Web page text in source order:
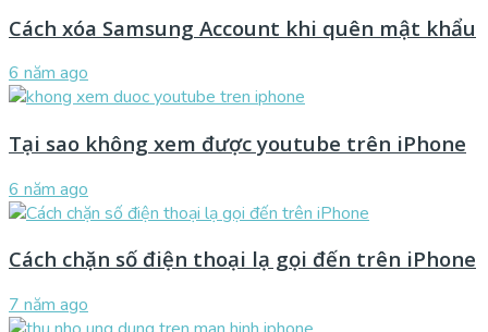
Cách xóa Samsung Account khi quên mật khẩu
6 năm ago
Tại sao không xem được youtube trên iPhone
6 năm ago
Cách chặn số điện thoại lạ gọi đến trên iPhone
7 năm ago